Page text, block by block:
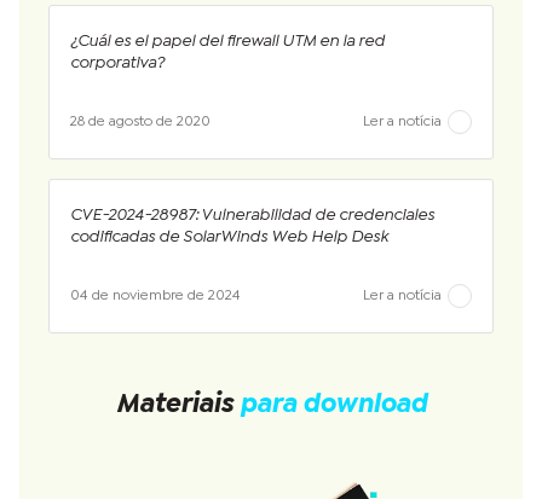
¿Cuál es el papel del firewall UTM en la red
corporativa?
28 de agosto de 2020 Ler a notícia
CVE-2024-28987: Vulnerabilidad de credenciales
codificadas de SolarWinds Web Help Desk
04 de noviembre de 2024 Ler a notícia
Materiais para download